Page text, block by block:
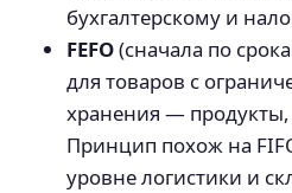
бухгалтерскому и
FEFO(сначала по
для товаров с
хранения —
Принцип похож на
уровне логистики и